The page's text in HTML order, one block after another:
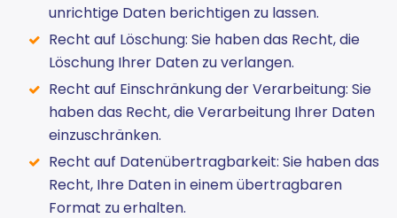
unrichtige Daten berichtigen zu lassen.
Recht auf Löschung: Sie haben das Recht, die
Löschung Ihrer Daten zu verlangen.
Recht auf Einschränkung der Verarbeitung: Sie
haben das Recht, die Verarbeitung Ihrer Daten
einzuschränken.
Recht auf Datenübertragbarkeit: Sie haben das
Recht, Ihre Daten in einem übertragbaren
Format zu erhalten.